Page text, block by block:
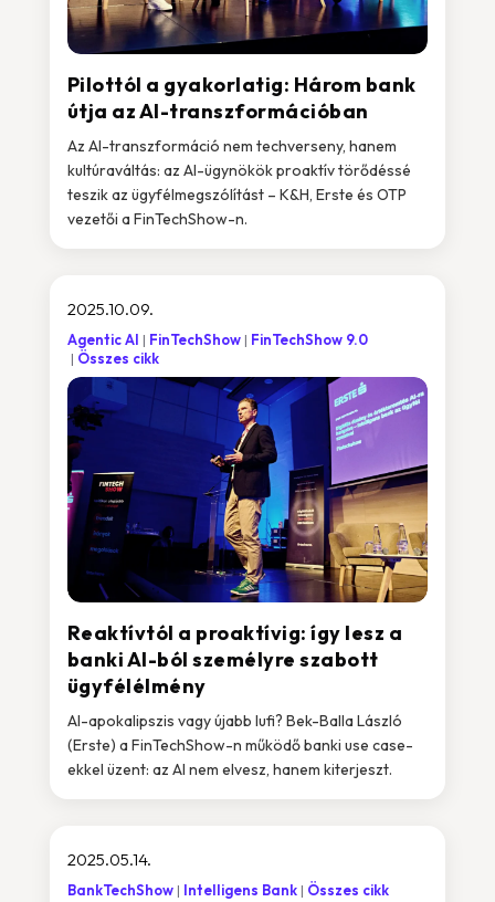
Pilottól a gyakorlatig: Három bank
útja az AI-transzformációban
Az AI-transzformáció nem techverseny, hanem
kultúraváltás: az AI-ügynökök proaktív törődéssé
teszik az ügyfélmegszólítást – K&H, Erste és OTP
vezetői a FinTechShow-n.
Reaktívtól a proaktívig: így lesz a
banki AI-ból személyre szabott
ügyfélélmény
2025.10.09.
Agentic AI FinTechShow
FinTechShow 9.0
Összes cikk
AI-apokalipszis vagy újabb lufi? Bek-Balla László
(Erste) a FinTechShow-n működő banki use case-
ekkel üzent: az AI nem elvesz, hanem kiterjeszt.
2025.05.14.
BankTechShow Intelligens Bank Összes cikk